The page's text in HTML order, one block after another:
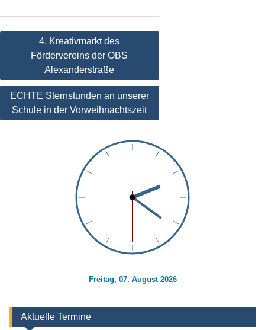
Beitragsnavigation
4. Kreativmarkt des
Fördervereins der OBS
Alexanderstraße
ECHTE Sternstunden an unserer
Schule in der Vorweihnachtszeit
Freitag, 07. August 2026
Aktuelle Termine